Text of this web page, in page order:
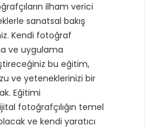
ilham verici
sanatsal bakış
Kendi fotoğraf
ve uygulama
bu eğitim,
ve yeteneklerinizi bir
Eğitimi
fotoğrafçılığın temel
ve kendi yaratıcı